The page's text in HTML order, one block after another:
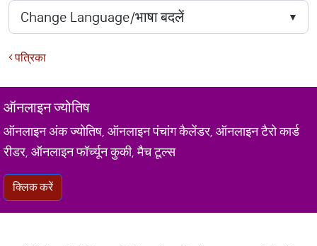
पत्रिका
ऑनलाइन ज्योतिष
ऑनलाइन अंक ज्योतिष, ऑनलाइन पंचांग कैलेंडर, ऑनलाइन टैरो कार्ड
रीडर, ऑनलाइन फॉर्च्यून कुकी, मैच टूल्स
क्लिक करें